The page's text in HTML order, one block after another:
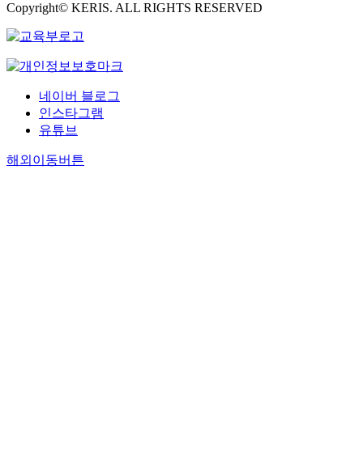
Copyright© KERIS. ALL RIGHTS RESERVED
네이버 블로그
인스타그램
유튜브
해외이동버튼